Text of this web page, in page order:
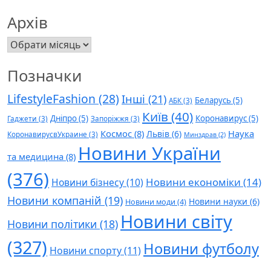
Архів
Архів
Позначки
LifestyleFashion (28) Інші (21) АБК(3) Беларусь(5)
Гаджети (3) Дніпро(5) Запоріжжя (3) Київ (40) Коронавирус(5)
КоронавирусвУкраине (3) Космос (8) Львів (6) Минздрав (2) Наука
та медицина (8) Новини України
(376) Новини бізнесу(10) Новини економіки (14)
Новини компаній (19) Новини моди (4) Новини науки (6)
Новини політики (18) Новини світу
(327) Новини спорту(11) Новини футболу